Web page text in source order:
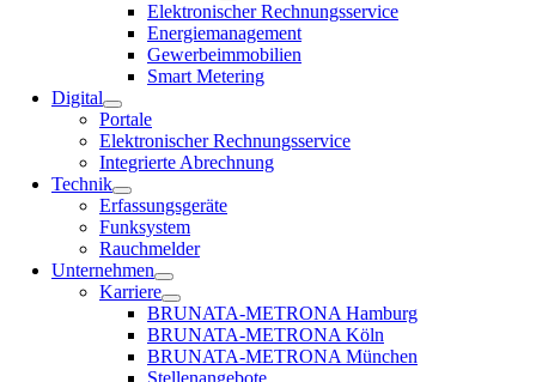
Elektronischer Rechnungsservice
Energiemanagement
Gewerbeimmobilien
Smart Metering
Digital
Portale
Elektronischer Rechnungsservice
Integrierte Abrechnung
Technik
Erfassungsgeräte
Funksystem
Rauchmelder
Unternehmen
Karriere
BRUNATA-METRONA Hamburg
BRUNATA-METRONA Köln
BRUNATA-METRONA München
Stellenangebote